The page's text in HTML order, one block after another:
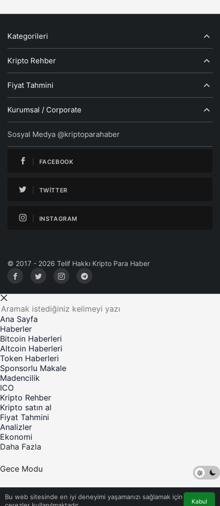
Bu web sitesinde en iyi deneyimi yaşamanızı sağlamak için
Kabul
Kategorileri
Kripto Rehber
Fiyat Tahmini
Kurumsal / Corporate
Sosyal Medya @kriptoparahaber
FACEBOOK
TWITTER
INSTAGRAM
© 2017 - 2026 Telif Hakkı Kripto Para Haber
Ana Sayfa
Haberler
Bitcoin Haberleri
Altcoin Haberleri
Token Haberleri
Sponsorlu Makale
Madencilik
ICO
Kripto Rehber
Kripto satın al
Fiyat Tahmini
Analizler
Ekonomi
Daha Fazla
Gece Modu
©Telif Hakkı 2017-2023 Kripto Para Haber - Tüm Hakları
Saklıdır